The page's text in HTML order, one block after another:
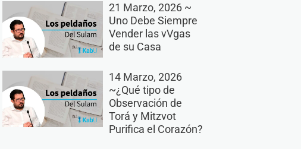
21 Marzo, 2026 ~
Uno Debe Siempre
Vender las vVgas
de su Casa
14 Marzo, 2026
~¿Qué tipo de
Observación de
Torá y Mitzvot
Purifica el Corazón?